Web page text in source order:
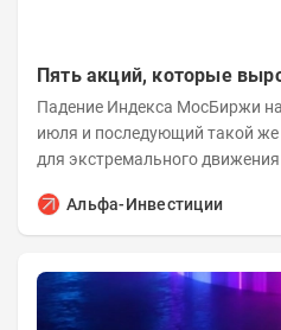
Пять акций, которые
Падение Индекса МосБиржи
июля и последующий такой же
для экстремального
Альфа-Инвестиции